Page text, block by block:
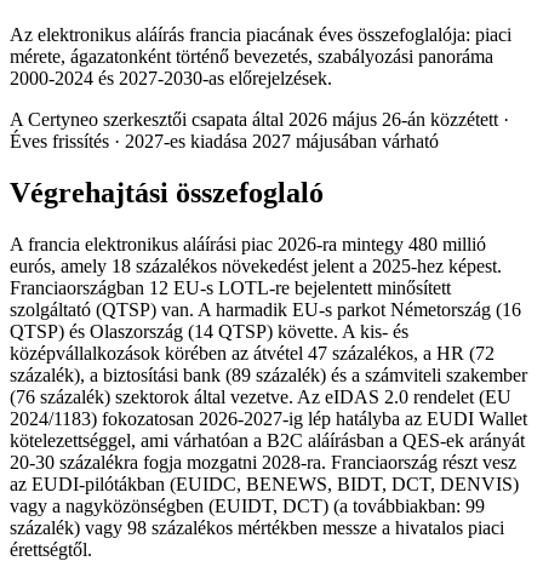
Az elektronikus aláírás francia piacának éves összefoglalója: piaci
mérete, ágazatonként történő bevezetés, szabályozási panoráma
2000-2024 és 2027-2030-as előrejelzések.
A Certyneo szerkesztői csapata által 2026 május 26-án közzétett ·
Éves frissítés · 2027-es kiadása 2027 májusában várható
Végrehajtási összefoglaló
A francia elektronikus aláírási piac 2026-ra mintegy 480 millió
eurós, amely 18 százalékos növekedést jelent a 2025-hez képest.
Franciaországban 12 EU-s LOTL-re bejelentett minősített
szolgáltató (QTSP) van. A harmadik EU-s parkot Németország (16
QTSP) és Olaszország (14 QTSP) követte. A kis- és
középvállalkozások körében az átvétel 47 százalékos, a HR (72
százalék), a biztosítási bank (89 százalék) és a számviteli szakember
(76 százalék) szektorok által vezetve. Az eIDAS 2.0 rendelet (EU
2024/1183) fokozatosan 2026-2027-ig lép hatályba az EUDI Wallet
kötelezettséggel, ami várhatóan a B2C aláírásban a QES-ek arányát
20-30 százalékra fogja mozgatni 2028-ra. Franciaország részt vesz
az EUDI-pilótákban (EUIDC, BENEWS, BIDT, DCT, DENVIS)
vagy a nagyközönségben (EUIDT, DCT) (a továbbiakban: 99
százalék) vagy 98 százalékos mértékben messze a hivatalos piaci
érettségtől.